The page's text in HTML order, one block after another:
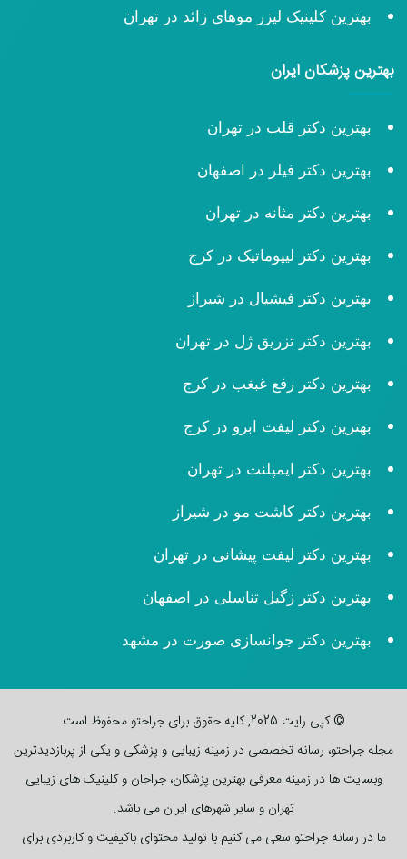
بهترین کلینیک لیزر موهای زائد در تهران
بهترین پزشکان ایران
بهترین دکتر قلب در تهران
بهترین دکتر فیلر در اصفهان
بهترین دکتر مثانه در تهران
بهترین دکتر لیپوماتیک در کرج
بهترین دکتر فیشیال در شیراز
بهترین دکتر تزریق ژل در تهران
بهترین دکتر رفع غبغب در کرج
بهترین دکتر لیفت ابرو در کرج
بهترین دکتر ایمپلنت در تهران
بهترین دکتر کاشت مو در شیراز
بهترین دکتر لیفت پیشانی در تهران
بهترین دکتر زگیل تناسلی در اصفهان
بهترین دکتر جوانسازی صورت در مشهد
© کپی رایت 2025, کلیه حقوق برای جراحتو محفوظ است
مجله جراحتو، رسانه تخصصی در زمینه زیبایی و پزشکی و یکی از پربازدیدترین
وبسایت ها در زمینه معرفی بهترین پزشکان، جراحان و کلینیک های زیبایی
تهران و سایر شهرهای ایران می باشد.
ما در رسانه جراحتو سعی می کنیم با تولید محتوای باکیفیت و کاربردی برای